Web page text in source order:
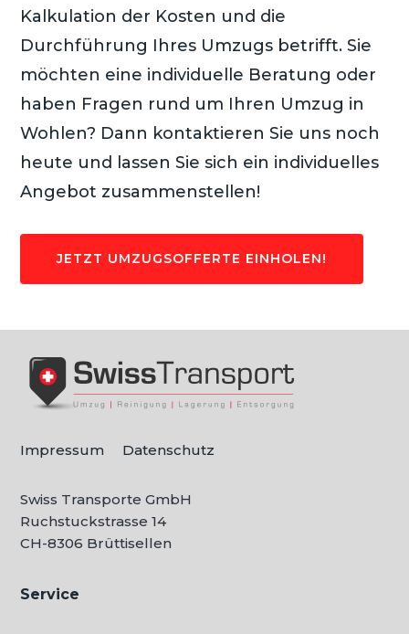
Kalkulation der Kosten und die
Durchführung Ihres Umzugs betrifft. Sie
möchten eine individuelle Beratung oder
haben Fragen rund um Ihren Umzug in
Wohlen? Dann kontaktieren Sie uns noch
heute und lassen Sie sich ein individuelles
Angebot zusammenstellen!
JETZT UMZUGSOFFERTE EINHOLEN!
Impressum Datenschutz
Swiss Transporte GmbH
Ruchstuckstrasse 14
CH-8306 Brüttisellen
Service